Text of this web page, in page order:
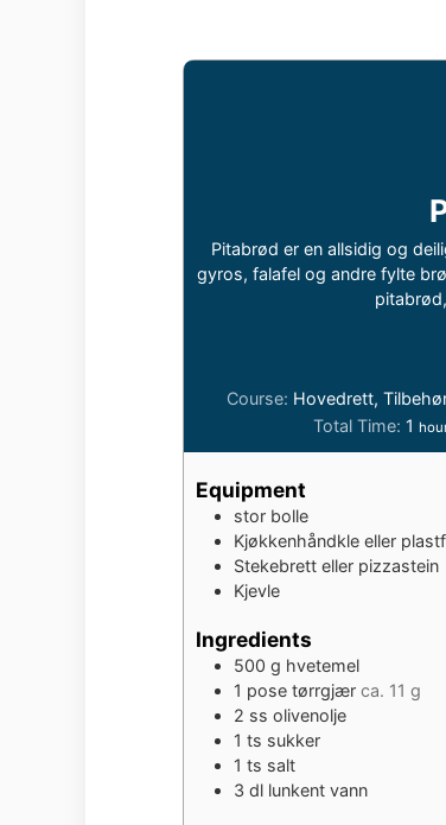
Pitabrød er en allsidig og
gyros, falafel og andre fylte
Course: Hovedrett,
Total Time: 1
Equipment
stor bolle
Kjøkkenhåndkle eller
Stekebrett eller pizzastein
Kjevle
Ingredients
500 g hvetemel
1 pose tørrgjær ca. 11 g
2 ss olivenolje
1 ts sukker
1 ts salt
3 dl lunkent vann